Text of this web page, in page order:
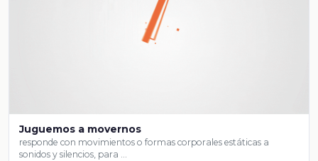
Juguemos a movernos
responde con movimientos o formas corporales estáticas a
sonidos y silencios, para …